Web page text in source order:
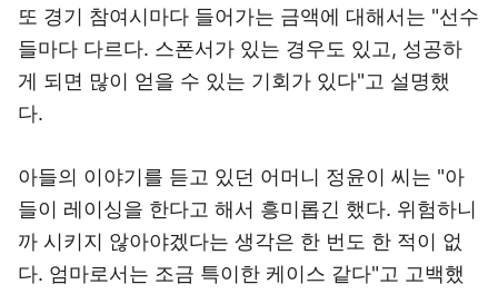
또 경기 참여시마다 들어가는 금액에 대해서는 "선수
들마다 다르다. 스폰서가 있는 경우도 있고, 성공하
게 되면 많이 얻을 수 있는 기회가 있다"고 설명했
다.
아들의 이야기를 듣고 있던 어머니 정윤이 씨는 "아
들이 레이싱을 한다고 해서 흥미롭긴 했다. 위험하니
까 시키지 않아야겠다는 생각은 한 번도 한 적이 없
다. 엄마로서는 조금 특이한 케이스 같다"고 고백했